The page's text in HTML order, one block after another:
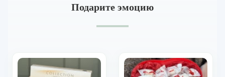
Подарите эмоцию